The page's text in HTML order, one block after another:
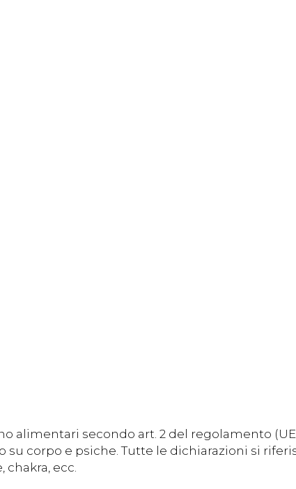
alimentari secondo art. 2 del regolamento
corpo e psiche. Tutte le dichiarazioni si
ecc.